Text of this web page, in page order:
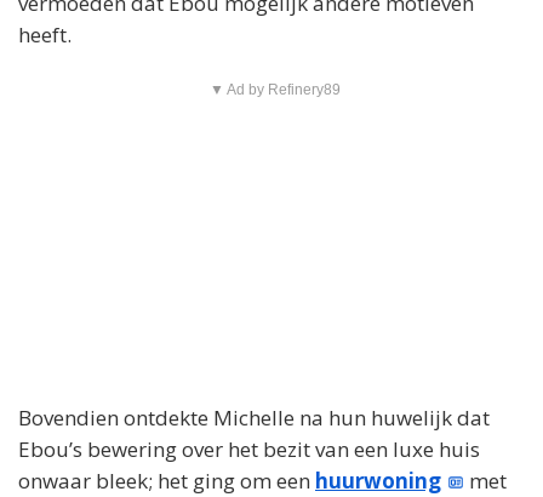
heeft.
▼ Ad by Refinery89
Bovendien ontdekte Michelle na hun huwelijk dat
Ebou’s bewering over het bezit van een luxe huis
onwaar bleek; het ging om een huurwoning
met